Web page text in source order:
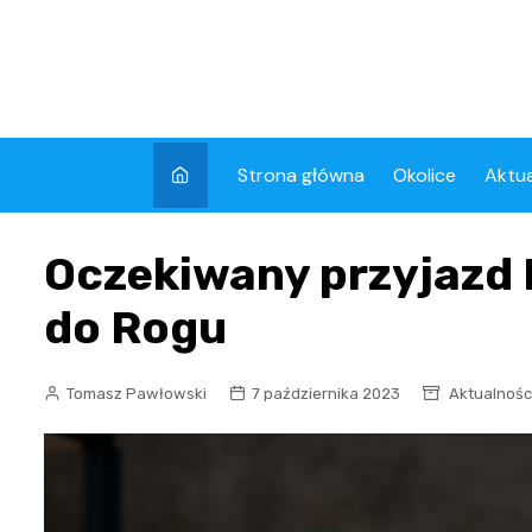
Strona główna Okolice
Oczekiwany przyjazd
do Rogu
Tomasz Pawłowski 7 października 2023